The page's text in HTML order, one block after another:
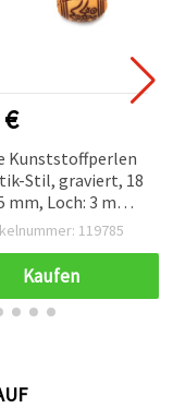
Kunststoffperlen
Stil, graviert, 18
mm, Loch: 3 mm,
– 50 g (ca. 30 Stk.)
119785
Kaufen